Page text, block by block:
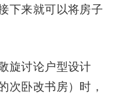
下来就可以将房子
旋讨论户型设计
卧改书房）时，